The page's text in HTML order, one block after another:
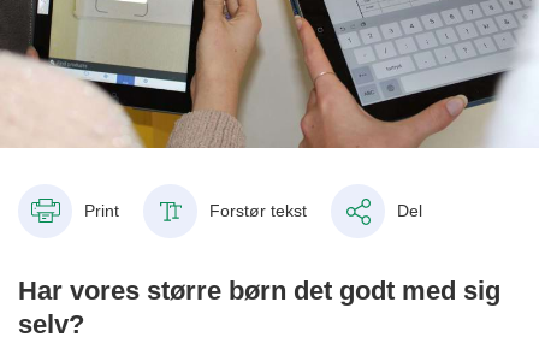
Print Forstør tekst Del
Har vores større børn det godt med sig
selv?